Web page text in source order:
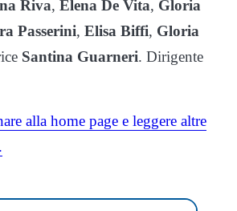
Riva, Elena De Vita, Gloria
Passerini, Elisa Biffi, Gloria
Santina Guarneri. Dirigente
alla home page e leggere altre